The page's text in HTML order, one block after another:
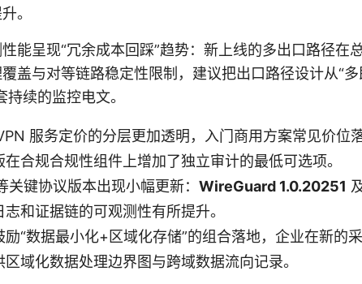
。
能呈现“冗余成本回踩”趋势：新上线的多出口路径在
盖与对等链路稳定性限制，建议把出口路径设计从“多
续的监控电文。
服务定价的分层更加透明，入门商用方案常见价位
合规合规性组件上增加了独立审计的最低可选项。
关键协议版本出现小幅更新： WireGuard 1.0.20251
和证据链的可观测性有所提升。
励“数据最小化+区域化存储”的组合落地，企业在新的
域化数据处理边界图与跨域数据流向记录。